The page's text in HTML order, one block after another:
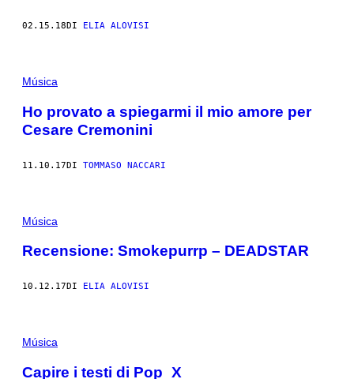
02.15.18DI ELIA ALOVISI
Música
Ho provato a spiegarmi il mio amore per
Cesare Cremonini
11.10.17DI TOMMASO NACCARI
Música
Recensione: Smokepurrp – DEADSTAR
10.12.17DI ELIA ALOVISI
Música
Capire i testi di Pop_X